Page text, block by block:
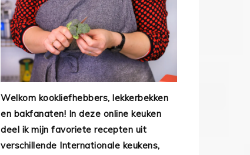
Welkom kookliefhebbers, lekkerbekken
en bakfanaten! In deze online keuken
deel ik mijn favoriete recepten uit
verschillende Internationale keukens,